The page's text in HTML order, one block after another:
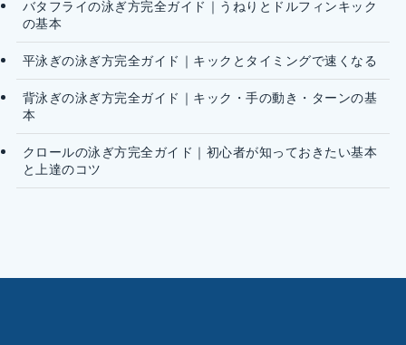
バタフライの泳ぎ方完全ガイド｜うねりとドルフィンキック
の基本
平泳ぎの泳ぎ方完全ガイド｜キックとタイミングで速くなる
背泳ぎの泳ぎ方完全ガイド｜キック・手の動き・ターンの基
本
クロールの泳ぎ方完全ガイド｜初心者が知っておきたい基本
と上達のコツ